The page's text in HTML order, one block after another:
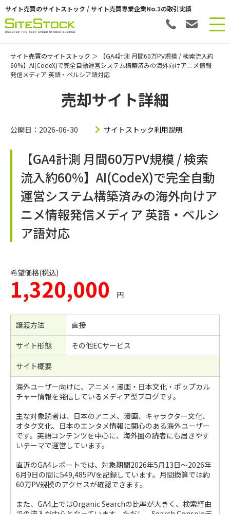
サイト売買のサイトストック / サイト売買専業企業No.1の取引実績
サイト売買のサイトストック ＞ 【GA4計測 月間60万PV規模 / 検索流入約
60%】AI(CodeX)で完全自動運営システム構築済みの海外向けアニメ情報
発信メディア 英語・ペルシア語対応
売却サイト詳細
公開日：2026-06-30 サイトストック利用説明
【GA4計測 月間60万PV規模 / 検索
流入約60%】AI(CodeX)で完全自動
運営システム構築済みの海外向けア
ニメ情報発信メディア 英語・ペルシ
ア語対応
希望価格(税込)
1,320,000 円
譲渡方法
直接
サイト形態
その他ECサービス
サイト概要
海外ユーザー向けに、アニメ・漫画・日本文化・ポップカル
チャー情報を発信しているメディア型ブログです。
主な対象読者は、日本のアニメ、漫画、キャラクター文化、
オタク文化、日本のエンタメ情報に関心のある海外ユーザー
です。英語コンテンツを中心に、海外圏の読者にも届きやす
いテーマで運営しています。
直近のGA4レポートでは、対象期間2026年5月13日〜2026年
6月9日の間に549,485PVを記録しています。月間換算では約
60万PV規模のアクセスが確認できます。
また、GA4上ではOrganic Searchの比率が大きく、検索経由